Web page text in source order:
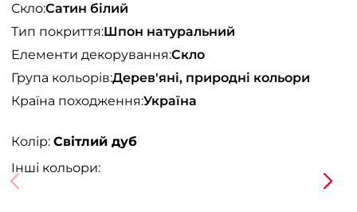
Скло:Сатин білий
Тип покриття:Шпон натуральний
Елементи декорування:Скло
Група кольорів:Дерев'яні, природні кольори
Країна походження:Україна
Колір: Світлий дуб
Інші кольори: